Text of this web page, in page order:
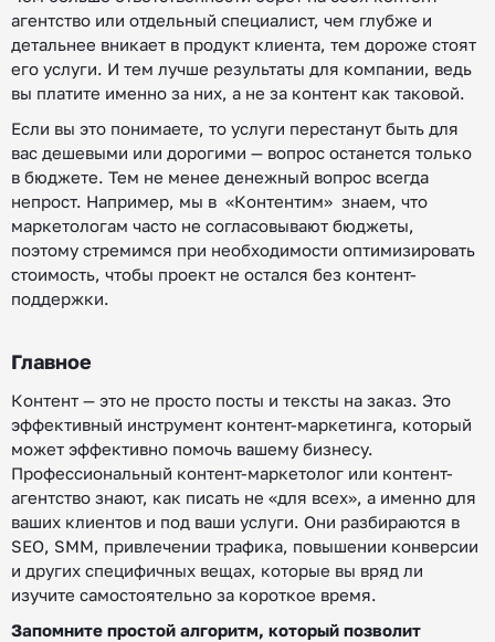
агентство или отдельный специалист, чем глубже и
детальнее вникает в продукт клиента, тем дороже стоят
его услуги. И тем лучше результаты для компании, ведь
вы платите именно за них, а не за контент как таковой.
Если вы это понимаете, то услуги перестанут быть для
вас дешевыми или дорогими — вопрос останется только
в бюджете. Тем не менее денежный вопрос всегда
непрост. Например, мы в «Контентим» знаем, что
маркетологам часто не согласовывают бюджеты,
поэтому стремимся при необходимости оптимизировать
стоимость, чтобы проект не остался без контент-
поддержки.
Главное
Контент — это не просто посты и тексты на заказ. Это
эффективный инструмент контент-маркетинга, который
может эффективно помочь вашему бизнесу.
Профессиональный контент-маркетолог или контент-
агентство знают, как писать не «для всех», а именно для
ваших клиентов и под ваши услуги. Они разбираются в
SEO, SMM, привлечении трафика, повышении конверсии
и других специфичных вещах, которые вы вряд ли
изучите самостоятельно за короткое время.
Запомните простой алгоритм, который позволит